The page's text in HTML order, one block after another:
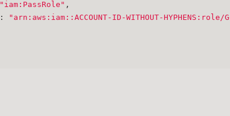
"iam:PassRole" ,
:
"arn:aws:iam::ACCOUNT-ID-WITHOUT-